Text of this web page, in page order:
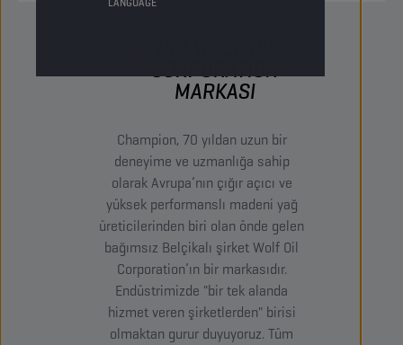
CORPORATION
MARKASI
Champion, 70 yıldan uzun bir
deneyime ve uzmanlığa sahip
olarak Avrupa’nın çığır açıcı ve
yüksek performanslı madeni yağ
üreticilerinden biri olan önde gelen
bağımsız Belçikalı şirket Wolf Oil
Corporation’ın bir markasıdır.
Endüstrimizde "bir tek alanda
hizmet veren şirketlerden" birisi
olmaktan gurur duyuyoruz. Tüm